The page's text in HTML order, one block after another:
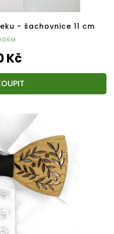
- šachovnice 11 cm
Kč